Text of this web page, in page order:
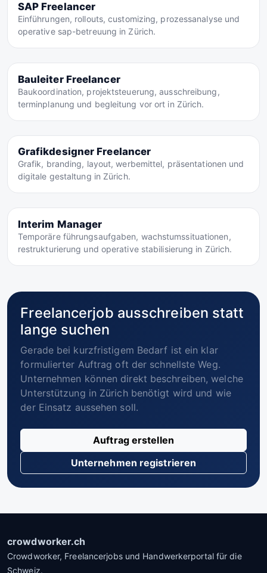
SAP Freelancer
Einführungen, rollouts, customizing, prozessanalyse und
operative sap-betreuung in Zürich.
Bauleiter Freelancer
Baukoordination, projektsteuerung, ausschreibung,
terminplanung und begleitung vor ort in Zürich.
Grafikdesigner Freelancer
Grafik, branding, layout, werbemittel, präsentationen und
digitale gestaltung in Zürich.
Interim Manager
Temporäre führungsaufgaben, wachstumssituationen,
restrukturierung und operative stabilisierung in Zürich.
Freelancerjob ausschreiben statt
lange suchen
Gerade bei kurzfristigem Bedarf ist ein klar
formulierter Auftrag oft der schnellste Weg.
Unternehmen können direkt beschreiben, welche
Unterstützung in Zürich benötigt wird und wie
der Einsatz aussehen soll.
Auftrag erstellen
Unternehmen registrieren
crowdworker.ch
Crowdworker, Freelancerjobs und Handwerkerportal für die
Schweiz.